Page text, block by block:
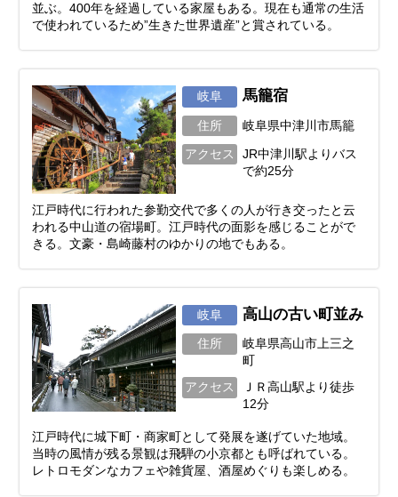
並ぶ。400年を経過している家屋もある。現在も通常の生活
で使われているため”生きた世界遺産”と賞されている。
岐阜 馬籠宿
住所 岐阜県中津川市馬籠
アクセス
JR中津川駅よりバス
で約25分
江戸時代に行われた参勤交代で多くの人が行き交ったと云
われる中山道の宿場町。江戸時代の面影を感じることがで
きる。文豪・島崎藤村のゆかりの地でもある。
岐阜 高山の古い町並み
住所
岐阜県高山市上三之
町
アクセス
ＪＲ高山駅より徒歩
12分
江戸時代に城下町・商家町として発展を遂げていた地域。
当時の風情が残る景観は飛騨の小京都とも呼ばれている。
レトロモダンなカフェや雑貨屋、酒屋めぐりも楽しめる。